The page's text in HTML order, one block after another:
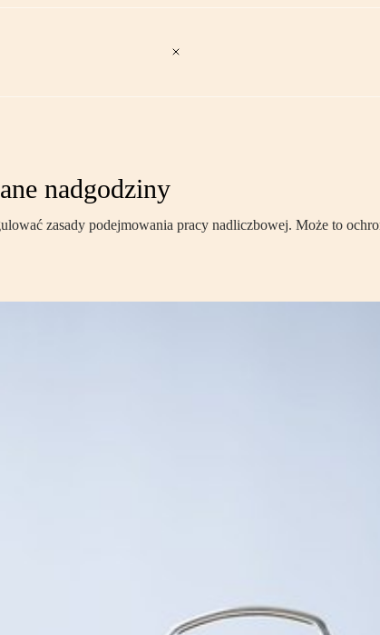
nadgodziny
zasady podejmowania pracy nadliczbowej. Może to